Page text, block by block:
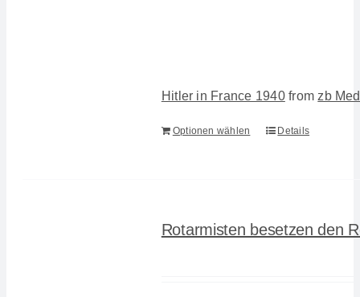
Hitler in France 1940from zb
Optionen wählen Details
Rotarmisten besetzen den